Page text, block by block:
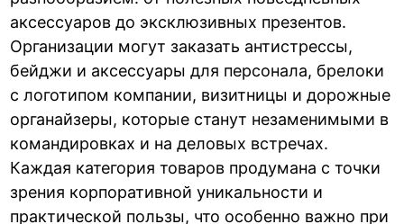
аксессуаров до эксклюзивных презентов.
Организации могут заказать антистрессы,
бейджи и аксессуары для персонала, брелоки
с логотипом компании, визитницы и дорожные
органайзеры, которые станут незаменимыми в
командировках и на деловых встречах.
Каждая категория товаров продумана с точки
зрения корпоративной уникальности и
практической пользы, что особенно важно при